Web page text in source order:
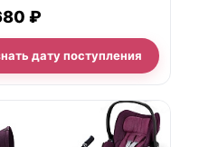
₽
дату поступления